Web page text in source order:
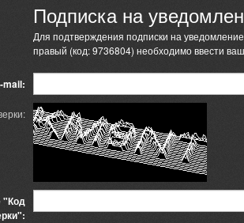
Подписка на
Для подтверждения подписки на
правый (код: 9736804) необходимо ввести
mail:
"Код